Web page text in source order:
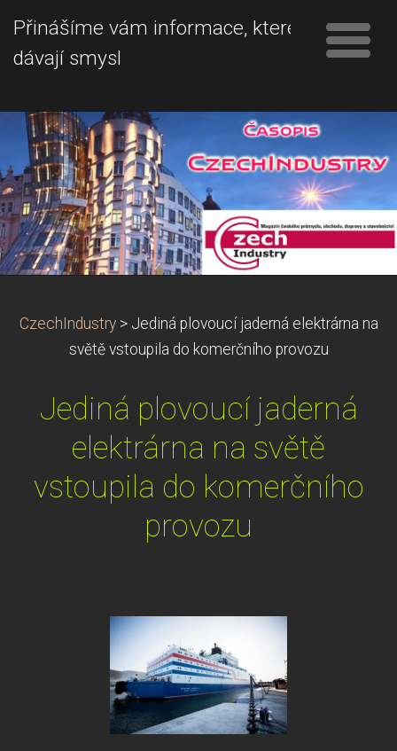
Přinášíme vám informace, které
dávají smysl
CzechIndustry > Jediná plovoucí jaderná elektrárna na
světě vstoupila do komerčního provozu
Jediná plovoucí jaderná
elektrárna na světě
vstoupila do komerčního
provozu